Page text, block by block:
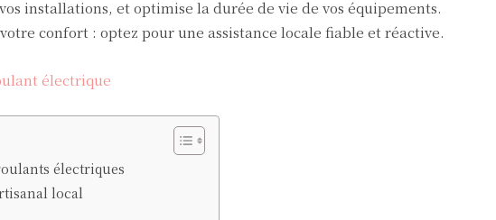
installations, et optimise la durée de vie de vos équipements.
confort : optez pour une assistance locale fiable et réactive.
électrique
électriques
local